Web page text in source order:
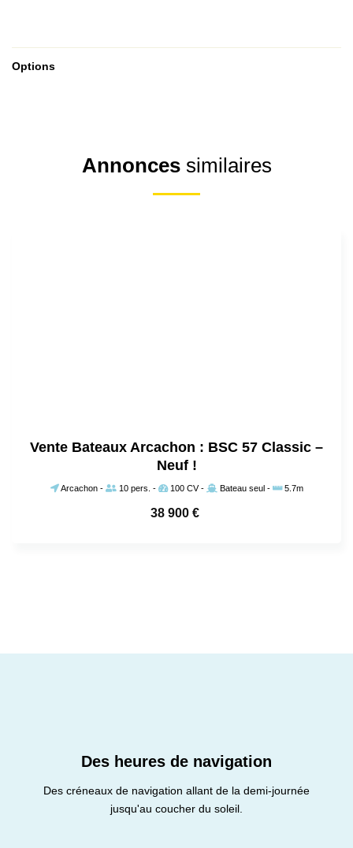
Options
Annonces similaires
Vente Bateaux Arcachon : BSC 57 Classic –
Neuf !
Arcachon- 10 pers. - 100 CV- Bateau seul - 5.7m
38 900 €
Des heures de navigation
Des créneaux de navigation allant de la demi-journée
jusqu'au coucher du soleil.